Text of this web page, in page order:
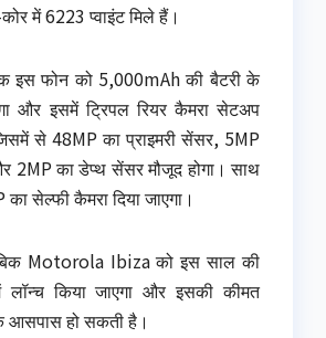
में 6223 प्वाइंट मिले हैं।
इस फोन को 5,000mAh की बैटरी के
और इसमें ट्रिपल रियर कैमरा सेटअप
से 48MP का प्राइमरी सेंसर, 5MP
2MP का डेप्थ सेंसर मौजूद होगा। साथ
सेल्फी कैमरा दिया जाएगा।
Motorola Ibiza को इस साल की
लॉन्च किया जाएगा और इसकी कीमत
हो सकती है।